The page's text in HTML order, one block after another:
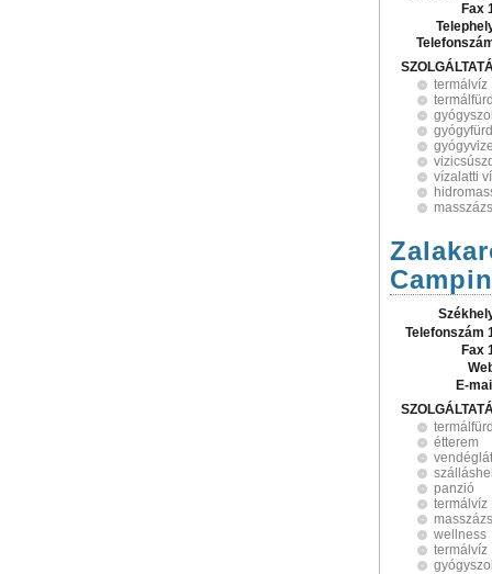
Fax
termálvíz
vízalatti
masszázs
Telefonszám
Fax
E-
étterem
panzió
termálvíz
masszázs
wellness
termálvíz